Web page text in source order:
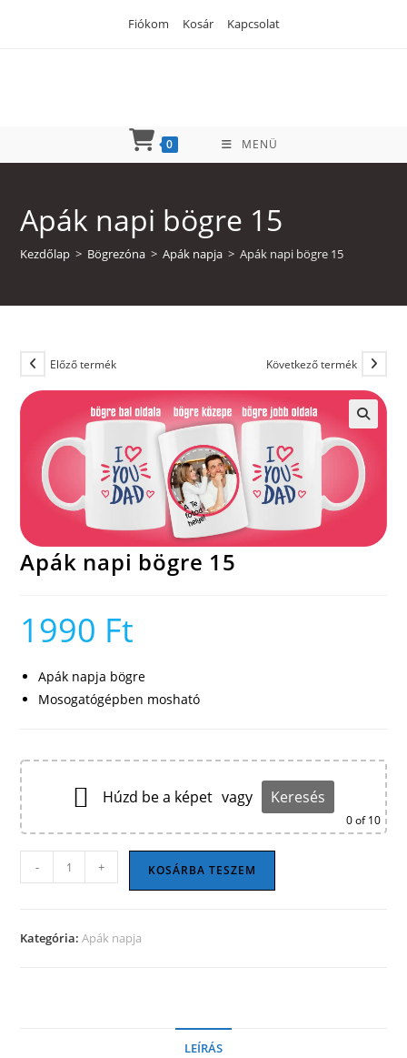
Fiókom Kosár Kapcsolat
0 MENÜ
Apák napi bögre 15
Kezdőlap > Bögrezóna > Apák napja > Apák napi bögre 15
Előző termék Következő termék
Apák napi bögre 15
1990 Ft
Apák napja bögre
Mosogatógépben mosható
Húzd be a képet vagy Keresés
0of 10
napi
- + KOSÁRBA TESZEM
Kategória:Apák napja
LEÍRÁS